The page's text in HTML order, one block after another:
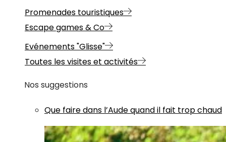
Promenades touristiques
Escape games & Co
Evénements "Glisse"
Toutes les visites et activités
Nos suggestions
Que faire dans l’Aude quand il fait trop chaud